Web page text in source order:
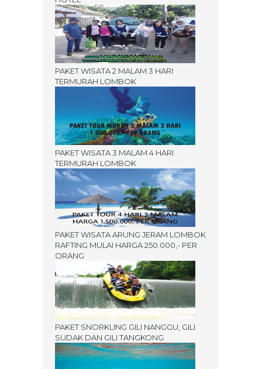
PAKET WISATA 2 MALAM 3 HARI
TERMURAH LOMBOK
PAKET WISATA 3 MALAM 4 HARI
TERMURAH LOMBOK
PAKET WISATA ARUNG JERAM LOMBOK
RAFTING MULAI HARGA 250.000,- PER
ORANG
PAKET SNORKLING GILI NANGGU, GILI
SUDAK DAN GILI TANGKONG